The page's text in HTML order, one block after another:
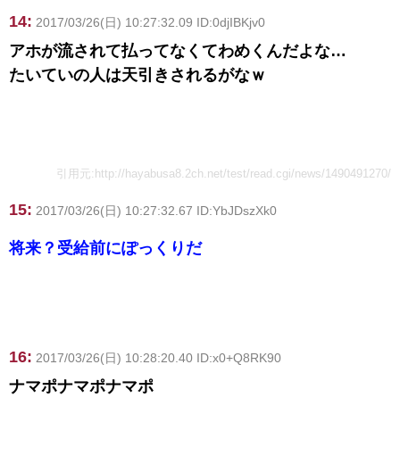
14: 2017/03/26(日) 10:27:32.09 ID:0djIBKjv0
アホが流されて払ってなくてわめくんだよな…
たいていの人は天引きされるがなｗ
引用元: http://hayabusa8.2ch.net/test/read.cgi/news/1490491270/
15: 2017/03/26(日) 10:27:32.67 ID:YbJDszXk0
将来？受給前にぽっくりだ
16: 2017/03/26(日) 10:28:20.40 ID:x0+Q8RK90
ナマポナマポナマポ